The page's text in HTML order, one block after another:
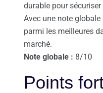
durable pour
Avec une note
parmi les meilleures
marché.
Note globale : 8/10
Points